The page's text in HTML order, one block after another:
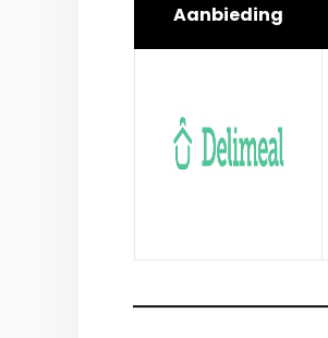
Aanbieding